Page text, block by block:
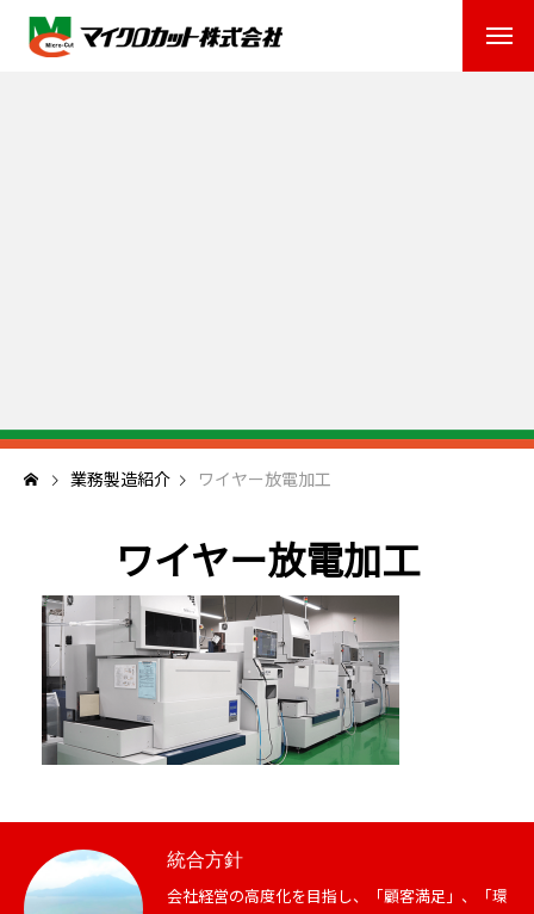
業務製造紹介 ワイヤー放電加工
ワイヤー放電加工
統合方針
会社経営の高度化を目指し、「顧客満足」、「環